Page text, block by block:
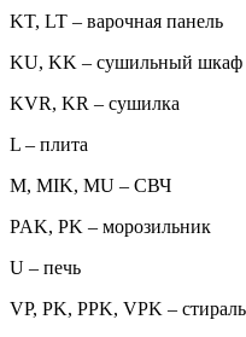
KT, LT – варочная панель
KU, KK – сушильный шкаф
KVR, KR – сушилка
L – плита
M, MIK, MU – СВЧ
PAK, PK – морозильник
U – печь
VP, PK, PPK, VPK –